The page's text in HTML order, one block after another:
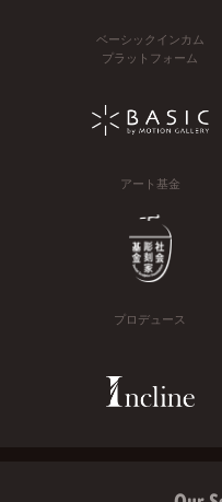
ベーシックインカム
プラットフォーム
アート基金
プロデュース